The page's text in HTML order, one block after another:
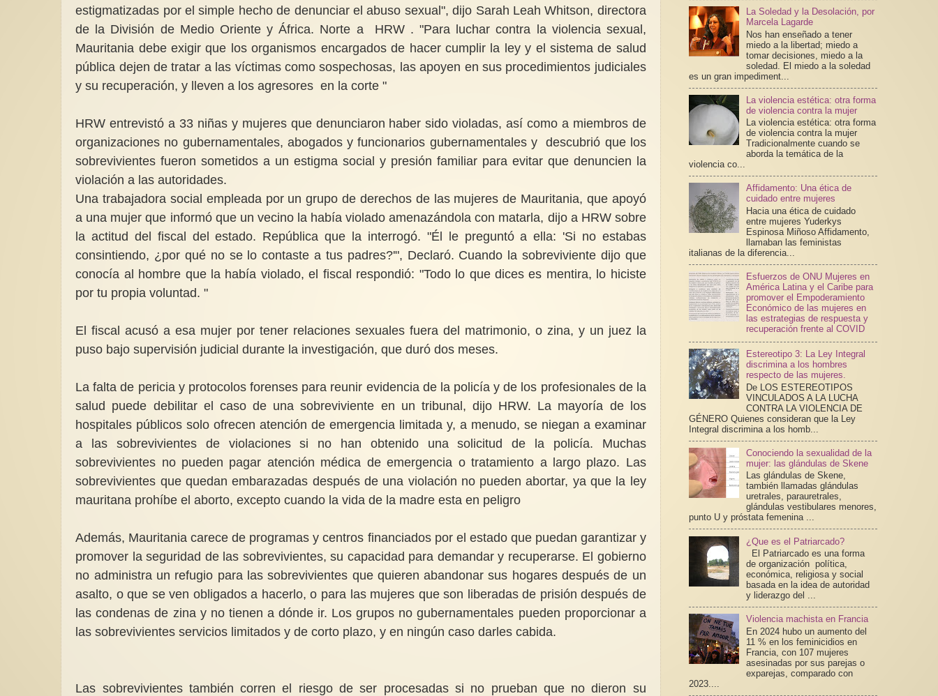
estigmatizadas por el simple hecho de denunciar el abuso sexual", dijo Sarah Leah Whitson, directora
de la División de Medio Oriente y África. Norte a HRW . "Para luchar contra la violencia sexual,
Mauritania debe exigir que los organismos encargados de hacer cumplir la ley y el sistema de salud
pública dejen de tratar a las víctimas como sospechosas, las apoyen en sus procedimientos judiciales
y su recuperación, y lleven a los agresores en la corte "
HRW entrevistó a 33 niñas y mujeres que denunciaron haber sido violadas, así como a miembros de
organizaciones no gubernamentales, abogados y funcionarios gubernamentales y descubrió que los
sobrevivientes fueron sometidos a un estigma social y presión familiar para evitar que denuncien la
violación a las autoridades.
Una trabajadora social empleada por un grupo de derechos de las mujeres de Mauritania, que apoyó
a una mujer que informó que un vecino la había violado amenazándola con matarla, dijo a HRW sobre
la actitud del fiscal del estado. República que la interrogó. "Él le preguntó a ella: 'Si no estabas
consintiendo, ¿por qué no se lo contaste a tus padres?'", Declaró. Cuando la sobreviviente dijo que
conocía al hombre que la había violado, el fiscal respondió: "Todo lo que dices es mentira, lo hiciste
por tu propia voluntad. "
El fiscal acusó a esa mujer por tener relaciones sexuales fuera del matrimonio, o zina, y un juez la
puso bajo supervisión judicial durante la investigación, que duró dos meses.
La falta de pericia y protocolos forenses para reunir evidencia de la policía y de los profesionales de la
salud puede debilitar el caso de una sobreviviente en un tribunal, dijo HRW. La mayoría de los
hospitales públicos solo ofrecen atención de emergencia limitada y, a menudo, se niegan a examinar
a las sobrevivientes de violaciones si no han obtenido una solicitud de la policía. Muchas
sobrevivientes no pueden pagar atención médica de emergencia o tratamiento a largo plazo. Las
sobrevivientes que quedan embarazadas después de una violación no pueden abortar, ya que la ley
mauritana prohíbe el aborto, excepto cuando la vida de la madre esta en peligro
Además, Mauritania carece de programas y centros financiados por el estado que puedan garantizar y
promover la seguridad de las sobrevivientes, su capacidad para demandar y recuperarse. El gobierno
no administra un refugio para las sobrevivientes que quieren abandonar sus hogares después de un
asalto, o que se ven obligados a hacerlo, o para las mujeres que son liberadas de prisión después de
las condenas de zina y no tienen a dónde ir. Los grupos no gubernamentales pueden proporcionar a
las sobrevivientes servicios limitados y de corto plazo, y en ningún caso darles cabida.
Las sobrevivientes también corren el riesgo de ser procesadas ​​si no prueban que no dieron su
La Soledad y la Desolación, por
Marcela Lagarde
Nos han enseñado a tener
miedo a la libertad; miedo a
tomar decisiones, miedo a la
soledad. El miedo a la soledad
es un gran impediment...
La violencia estética: otra forma
de violencia contra la mujer
La violencia estética: otra forma
de violencia contra la mujer
Tradicionalmente cuando se
aborda la temática de la
violencia co...
Affidamento: Una ética de
cuidado entre mujeres
Hacia una ética de cuidado
entre mujeres Yuderkys
Espinosa Miñoso Affidamento,
llamaban las feministas
italianas de la diferencia...
Esfuerzos de ONU Mujeres en
América Latina y el Caribe para
promover el Empoderamiento
Económico de las mujeres en
las estrategias de respuesta y
recuperación frente al COVID
Estereotipo 3: La Ley Integral
discrimina a los hombres
respecto de las mujeres.
De LOS ESTEREOTIPOS
VINCULADOS A LA LUCHA
CONTRA LA VIOLENCIA DE
GÉNERO Quienes consideran que la Ley
Integral discrimina a los homb...
Conociendo la sexualidad de la
mujer: las glándulas de Skene
Las glándulas de Skene,
también llamadas glándulas
uretrales, parauretrales,
glándulas vestibulares menores,
punto U y próstata femenina ...
¿Que es el Patriarcado?
El Patriarcado es una forma
de organización política,
económica, religiosa y social
basada en la idea de autoridad
y liderazgo del ...
Violencia machista en Francia
En 2024 hubo un aumento del
11 % en los feminicidios en
Francia, con 107 mujeres
asesinadas por sus parejas o
exparejas, comparado con
2023....